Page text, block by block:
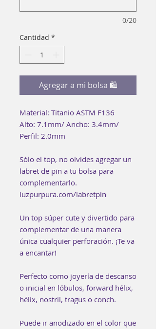
0/20
Cantidad *
Agregar a mi bolsa 🛍
Material: Titanio ASTM F136
Alto: 7.1mm/ Ancho: 3.4mm/
Perfil: 2.0mm
Sólo el top, no olvides agregar un
labret de pin a tu bolsa para
complementarlo.
luzpurpura.com/labretpin
Un top súper cute y divertido para
complementar de una manera
única cualquier perforación. ¡Te va
a encantar!
Perfecto como joyería de descanso
o inicial en lóbulos, forward hélix,
hélix, nostril, tragus o conch.
Puede ir anodizado en el color que